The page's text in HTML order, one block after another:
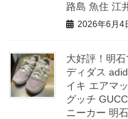
路島 魚住 江
2026年6月4
大好評！明
ディダス
イキ エアマ
グッチ
ニーカー 明